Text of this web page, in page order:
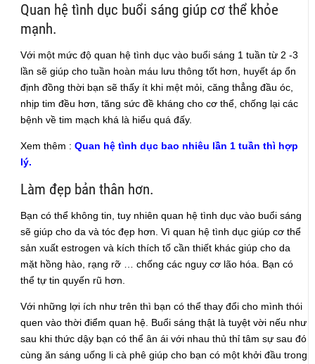
Quan hệ tình dục buổi sáng giúp cơ thể khỏe
mạnh.
Với một mức độ quan hệ tình dục vào buổi sáng 1 tuần từ 2 -3
lần sẽ giúp cho tuần hoàn máu lưu thông tốt hơn, huyết áp ổn
định đồng thời bạn sẽ thấy ít khi mệt mỏi, căng thẳng đầu óc,
nhịp tim đều hơn, tăng sức đề kháng cho cơ thể, chống lại các
bệnh về tim mạch khá là hiểu quá đấy.
Xem thêm :Quan hệ tình dục bao nhiêu lần 1 tuần thì hợp
lý.
Làm đẹp bản thân hơn.
Bạn có thể không tin, tuy nhiên quan hệ tình dục vào buổi sáng
sẽ giúp cho da và tóc đẹp hơn. Vì quan hệ tình dục giúp cơ thể
sản xuất estrogen và kích thích tố cần thiết khác giúp cho da
mặt hồng hào, rạng rỡ … chống các nguy cơ lão hóa. Bạn có
thể tự tin quyến rũ hơn.
Với những lợi ích như trên thì bạn có thể thay đổi cho mình thói
quen vào thời điểm quan hệ. Buổi sáng thật là tuyệt vời nếu như
sau khi thức dậy bạn có thể ân ái với nhau thủ thỉ tâm sự sau đó
cùng ăn sáng uống li cà phê giúp cho bạn có một khởi đầu trong